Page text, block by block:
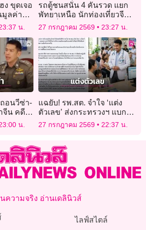
ง ขุดเจอ
มูลค่า
น.
รถตู้ชนสนั่น 4 คันรวด แยก
พัทยาเหนือ นักท่องเที่ยวจีน-
ดูไบเจ็บระนาว
27 กรกฎาคม 2569 23:27 น.
ถอนวีซ่า-
จีน คดี
น.
แฉยับ! รพ.สต. จำใจ ‘แต่ง
ตัวเลข’ ส่งกระทรวงฯ แบก
KPI ไม่ไหว โดนขู่ตัดงบ!
27 กรกฎาคม 2569 22:37 น.
ความจริง อ่านเดลินิวส์
ไลฟ์สไตล์